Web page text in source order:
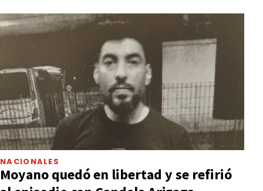
NACIONALES
Moyano quedó en libertad y se refirió